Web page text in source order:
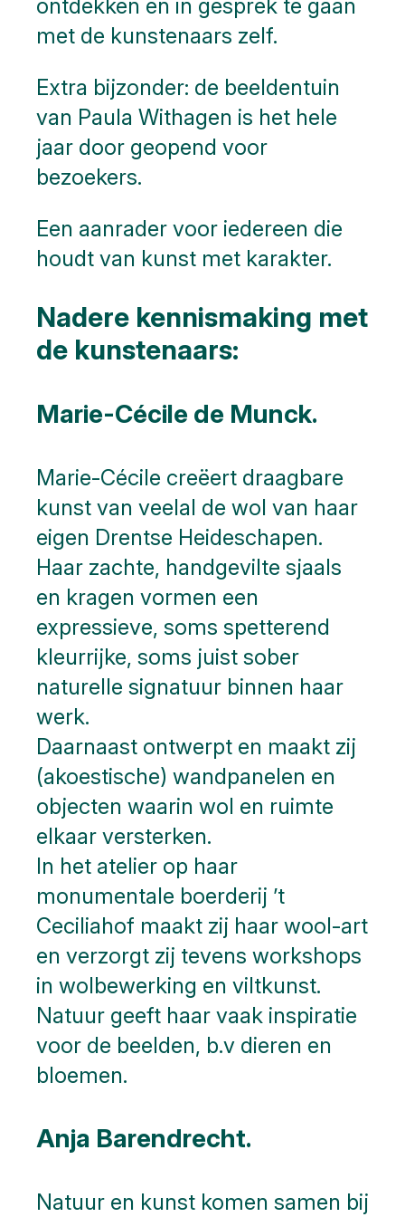
ontdekken en in gesprek te gaan
met de kunstenaars zelf.
Extra bijzonder: de beeldentuin
van Paula Withagen is het hele
jaar door geopend voor
bezoekers.
Een aanrader voor iedereen die
houdt van kunst met karakter.
Nadere kennismaking met
de kunstenaars:
Marie-Cécile de Munck.
Marie-Cécile creëert draagbare
kunst van veelal de wol van haar
eigen Drentse Heideschapen.
Haar zachte, handgevilte sjaals
en kragen vormen een
expressieve, soms spetterend
kleurrijke, soms juist sober
naturelle signatuur binnen haar
werk.
Daarnaast ontwerpt en maakt zij
(akoestische) wandpanelen en
objecten waarin wol en ruimte
elkaar versterken.
In het atelier op haar
monumentale boerderij ’t
Ceciliahof maakt zij haar wool-art
en verzorgt zij tevens workshops
in wolbewerking en viltkunst.
Natuur geeft haar vaak inspiratie
voor de beelden, b.v dieren en
bloemen.
Anja Barendrecht.
Natuur en kunst komen samen bij